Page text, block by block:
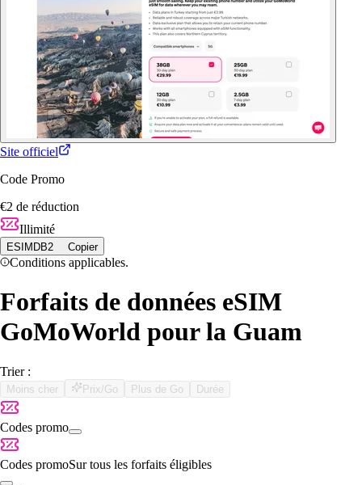
Site officiel
Code Promo
€2 de réduction
Illimité
ESIMDB2 Copier
Conditions applicables.
Forfaits de données eSIM
GoMoWorld pour la Guam
Trier :
Moins cher Prix/Go Plus de Go Durée
Codes promo
Codes promoSur tous les forfaits éligibles